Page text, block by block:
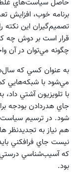
حاصل سياست‌هاي
برنامه خوب، افزايش
تصميم‌گيران اين نكته
قرار است بر دوش چه
چگونه مي‌توان در آن واحد 20 شبكه جذاب و
به عنوان كسي كه
مي‌شود با شبكه‌هايي
با تلويزيون آشتي
جاي هدردادن بودجه
شود. در ترسيم
هم نياز به تجديدنظر
نيست جاي فرافكني
كه آسيب‌شناسي درستي
بود.